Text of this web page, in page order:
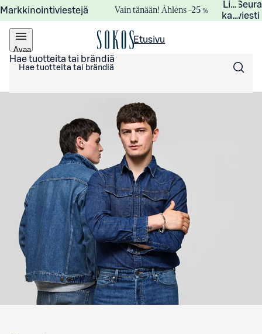
Markkinointiviestejä Vain tänään! Åhléns –25 %
viesti
Avaa
valikko
Etusivu
Hae tuotteita tai brändiä